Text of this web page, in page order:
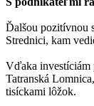
Ďalšou pozitívnou
Strednici, kam
Vďaka investíciám
Tatranská
tisíckami lôžok.